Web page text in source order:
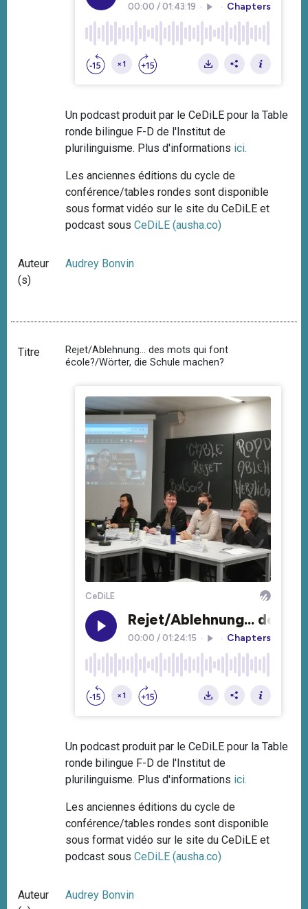
Un podcast produit par le CeDiLE pour la Table
ronde bilingue F-D de l'Institut de
plurilinguisme. Plus d'informations ici.
Les anciennes éditions du cycle de
conférence/tables rondes sont disponible
sous format vidéo sur le site du CeDiLE et
podcast sousCeDiLE (ausha.co)
Auteur
(s)
Audrey Bonvin
Titre
Rejet/Ablehnung... des mots qui font
école?/Wörter, die Schule machen?
Un podcast produit par le CeDiLE pour la Table
ronde bilingue F-D de l'Institut de
plurilinguisme. Plus d'informations ici.
Les anciennes éditions du cycle de
conférence/tables rondes sont disponible
sous format vidéo sur le site du CeDiLE et
podcast sousCeDiLE (ausha.co)
Auteur
Audrey Bonvin